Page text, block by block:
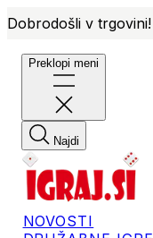
Dobrodošli v trgovini!
Preklopi meni
Najdi
NOVOSTI